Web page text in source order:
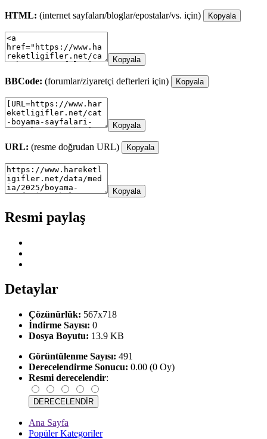
HTML: (internet sayfaları/bloglar/epostalar/vs. için) Kopyala
Kopyala
BBCode: (forumlar/ziyaretçi defterleri için) Kopyala
Kopyala
URL: (resme doğrudan URL) Kopyala
Kopyala
Resmi paylaş
Detaylar
Çözünürlük: 567x718
İndirme Sayısı: 0
Dosya Boyutu: 13.9 KB
Görüntülenme Sayısı: 491
Derecelendirme Sonucu: 0.00 (0 Oy)
Resmi derecelendir:
Ana Sayfa
Popüler Kategoriler